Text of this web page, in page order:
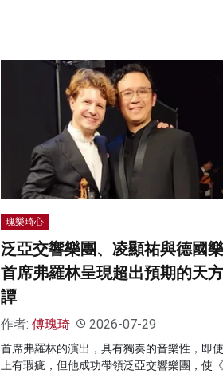
瑰樂琦心
泛亞交響樂團、凌顯祐與德國
首席弗羅林呈現超出預期的天
譚
作者: 傅瑰琦 2026-07-29
首席弗羅林的演出，具有獨奏的音樂性，即
上有瑕疵，但他成功帶領泛亞交響樂團，使